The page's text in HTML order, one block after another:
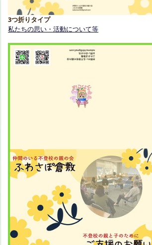
3つ折りタイプ
私たちの思い・活動について等